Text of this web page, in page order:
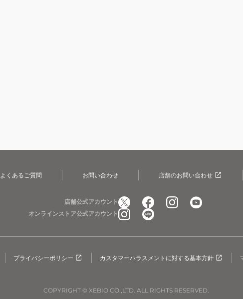
よくあるご質問 お問い合わせ 店舗のお問い合わせ
店舗公式アカウント
オンラインストア公式アカウント
プライバシーポリシー カスタマーハラスメントに対する基本方針
COPYRIGHT © XEBIO CO.,LTD. ALL RIGHTS RESERVED.